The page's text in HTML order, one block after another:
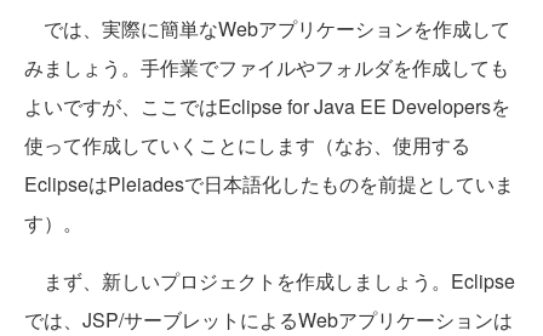
では、実際に簡単なWebアプリケーションを作成して
みましょう。手作業でファイルやフォルダを作成しても
よいですが、ここではEclipse for Java EE Developersを
使って作成していくことにします（なお、使用する
EclipseはPleiadesで日本語化したものを前提としていま
す）。
まず、新しいプロジェクトを作成しましょう。Eclipse
では、JSP/サーブレットによるWebアプリケーションは